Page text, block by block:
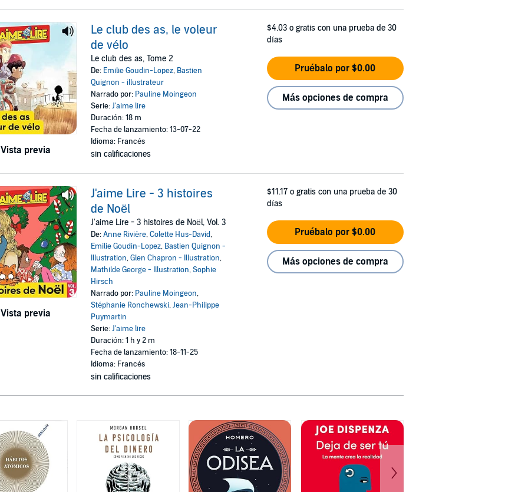
Vista previa
Le club des as, le voleur
de vélo
Le club des as, Tome 2
De: Emilie Goudin-Lopez, Bastien
Quignon - illustrateur
Narrado por: Pauline Moingeon
Serie:J'aime lire
Duración: 18 m
Fecha de lanzamiento: 13-07-22
Idioma: Francés
sin calificaciones
$4.03 o gratis con una prueba de 30
días
Pruébalo por $0.00
Más opciones de compra
Vista previa
J'aime Lire - 3 histoires
de Noël
J'aime Lire - 3 histoires de Noël, Vol. 3
De:Anne Rivière,Colette Hus-David,
Emilie Goudin-Lopez, Bastien Quignon -
Illustration,Glen Chapron - Illustration,
Mathilde George - Illustration,Sophie
Hirsch
Narrado por: Pauline Moingeon,
Stéphanie Ronchewski,Jean-Philippe
Puymartin
Serie:J'aime lire
Duración: 1 h y 2 m
Fecha de lanzamiento: 18-11-25
Idioma: Francés
sin calificaciones
$11.17 o gratis con una prueba de 30
días
Pruébalo por $0.00
Más opciones de compra